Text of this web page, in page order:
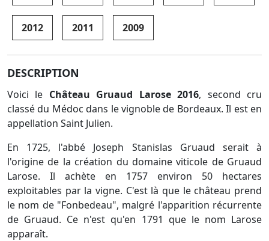
2012 2011 2009
DESCRIPTION
Voici le Château Gruaud Larose 2016, second cru
classé du Médoc dans le vignoble de Bordeaux. Il est en
appellation Saint Julien.
En 1725, l'abbé Joseph Stanislas Gruaud serait à
l'origine de la création du domaine viticole de Gruaud
Larose. Il achète en 1757 environ 50 hectares
exploitables par la vigne. C'est là que le château prend
le nom de "Fonbedeau", malgré l'apparition récurrente
de Gruaud. Ce n'est qu'en 1791 que le nom Larose
apparaît.